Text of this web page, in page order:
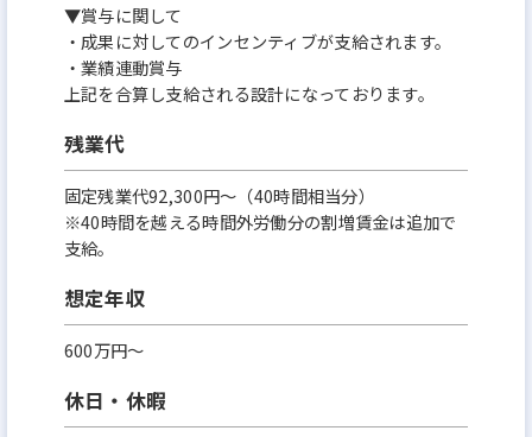
▼賞与に関して
・成果に対してのインセンティブが支給されます。
・業績連動賞与
上記を合算し支給される設計になっております。
残業代
固定残業代92,300円〜（40時間相当分）
※40時間を越える時間外労働分の割増賃金は追加で
支給。
想定年収
600万円〜
休日・休暇